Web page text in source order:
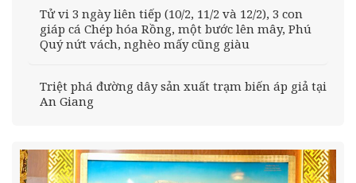
Tử vi 3 ngày liên tiếp (10/2, 11/2 và 12/2), 3 con
giáp cá Chép hóa Rồng, một bước lên mây, Phú
Quý nứt vách, nghèo mấy cũng giàu
Triệt phá đường dây sản xuất trạm biến áp giả tại
An Giang